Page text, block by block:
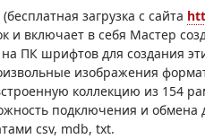
загрузка с сайта
и включает в себя Мастер
ПК шрифтов для создания
изображения
коллекцию из 154
подключения и
csv, mdb, txt.